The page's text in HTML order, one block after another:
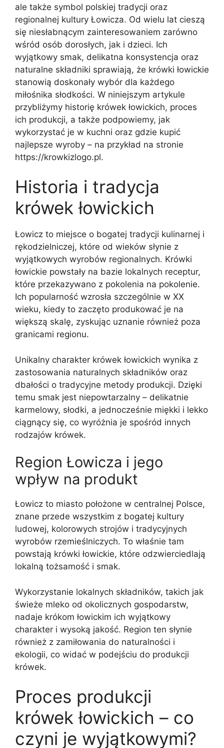
ale także symbol polskiej tradycji oraz
regionalnej kultury Łowicza. Od wielu lat cieszą
się niesłabnącym zainteresowaniem zarówno
wśród osób dorosłych, jak i dzieci. Ich
wyjątkowy smak, delikatna konsystencja oraz
naturalne składniki sprawiają, że krówki łowickie
stanowią doskonały wybór dla każdego
miłośnika słodkości. W niniejszym artykule
przybliżymy historię krówek łowickich, proces
ich produkcji, a także podpowiemy, jak
wykorzystać je w kuchni oraz gdzie kupić
najlepsze wyroby – na przykład na stronie
https://krowkizlogo.pl.
Historia i tradycja
krówek łowickich
Łowicz to miejsce o bogatej tradycji kulinarnej i
rękodzielniczej, które od wieków słynie z
wyjątkowych wyrobów regionalnych. Krówki
łowickie powstały na bazie lokalnych receptur,
które przekazywano z pokolenia na pokolenie.
Ich popularność wzrosła szczególnie w XX
wieku, kiedy to zaczęto produkować je na
większą skalę, zyskując uznanie również poza
granicami regionu.
Unikalny charakter krówek łowickich wynika z
zastosowania naturalnych składników oraz
dbałości o tradycyjne metody produkcji. Dzięki
temu smak jest niepowtarzalny – delikatnie
karmelowy, słodki, a jednocześnie miękki i lekko
ciągnący się, co wyróżnia je spośród innych
rodzajów krówek.
Region Łowicza i jego
wpływ na produkt
Łowicz to miasto położone w centralnej Polsce,
znane przede wszystkim z bogatej kultury
ludowej, kolorowych strojów i tradycyjnych
wyrobów rzemieślniczych. To właśnie tam
powstają krówki łowickie, które odzwierciedlają
lokalną tożsamość i smak.
Wykorzystanie lokalnych składników, takich jak
świeże mleko od okolicznych gospodarstw,
nadaje krókom łowickim ich wyjątkowy
charakter i wysoką jakość. Region ten słynie
również z zamiłowania do naturalności i
ekologii, co widać w podejściu do produkcji
krówek.
Proces produkcji
krówek łowickich – co
czyni je wyjątkowymi?